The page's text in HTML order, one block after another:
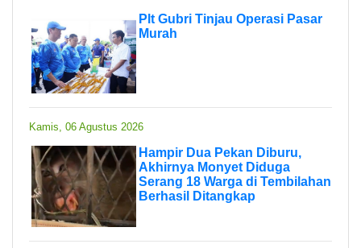
Plt Gubri Tinjau Operasi Pasar
Murah
Kamis, 06 Agustus 2026
Hampir Dua Pekan Diburu,
Akhirnya Monyet Diduga
Serang 18 Warga di Tembilahan
Berhasil Ditangkap